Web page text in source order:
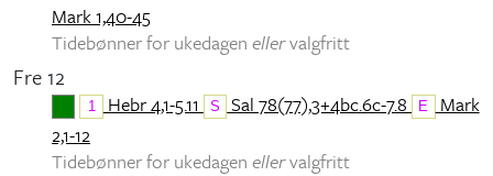
Mark 1,40-45
Tidebønner for ukedagen ellervalgfritt
Fre 12
1 Hebr 4,1-5.11 S Sal 78(77),3+4bc.6c-7.8 E Mark
2,1-12
Tidebønner for ukedagen ellervalgfritt